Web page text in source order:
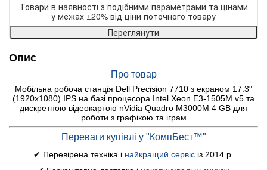
Товари в наявності з подібними параметрами та цінами
у межах ±20% від ціни поточного товару
Переглянути
Опис
Про товар
Мобільна робоча станція Dell Precision 7710 з екраном 17.3"
(1920x1080) IPS на базі процесора Intel Xeon E3-1505M v5 та
дискретною відеокартою nVidia Quadro M3000M 4 GB для
роботи з графікою та іграм
Переваги купівлі у "КомпБест™"
✔ Перевірена техніка і найкращий сервіс із 2014 р.